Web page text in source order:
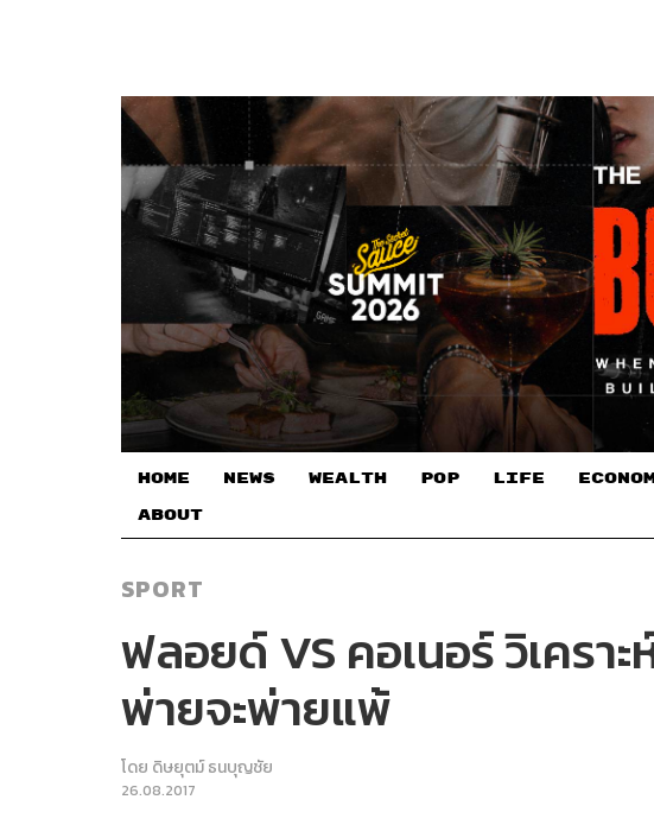
HOME NEWS WEALTH POP LIFE
ABOUT
SPORT
ฟลอยด์ VS คอเนอร์ วิเครา
พ่ายจะพ่ายแพ้
โดย ดิษยุตม์ ธนบุญชัย
26.08.2017